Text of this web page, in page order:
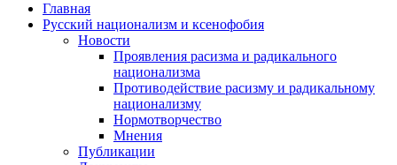
Главная
Русский национализм и ксенофобия
Новости
Проявления расизма и радикального
национализма
Противодействие расизму и радикальному
национализму
Нормотворчество
Мнения
Публикации